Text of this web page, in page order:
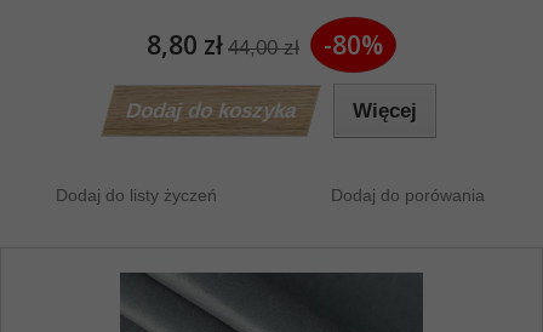
8,80 zł 44,00 zł -80%
Dodaj do koszyka Więcej
Dodaj do listy życzeń Dodaj do porówania